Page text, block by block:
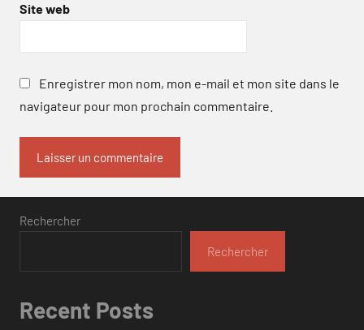
Site web
Enregistrer mon nom, mon e-mail et mon site dans le
navigateur pour mon prochain commentaire.
Rechercher
Rechercher
Recent Posts